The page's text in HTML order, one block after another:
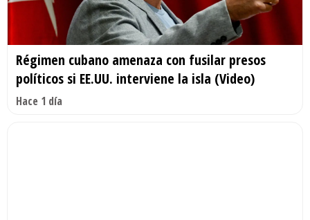
Régimen cubano amenaza con fusilar presos
políticos si EE.UU. interviene la isla (Video)
Hace 1 día